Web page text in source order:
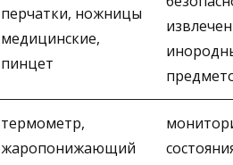
перчатки, ножницы
медицинские,
пинцет
термометр,
жаропонижающий